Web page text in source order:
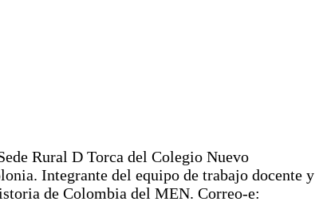
Rural D Torca del Colegio Nuevo
Integrante del equipo de trabajo docente y
de Colombia del MEN. Correo-e: